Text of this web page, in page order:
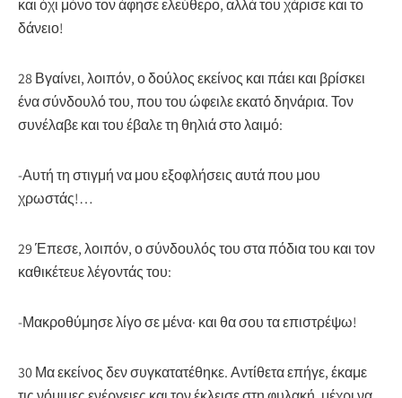
και όχι μόνο τον άφησε ελεύθερο, αλλά του χάρισε και το
δάνειο!
28 Βγαίνει, λοιπόν, ο δούλος εκείνος και πάει και βρίσκει
ένα σύνδουλό του, που του ώφειλε εκατό δηνάρια. Τον
συνέλαβε και του έβαλε τη θηλιά στο λαιμό:
-Αυτή τη στιγμή να μου εξοφλήσεις αυτά που μου
χρωστάς!…
29 Έπεσε, λοιπόν, ο σύνδουλός του στα πόδια του και τον
καθικέτευε λέγοντάς του:
-Μακροθύμησε λίγο σε μένα· και θα σου τα επιστρέψω!
30 Μα εκείνος δεν συγκατατέθηκε. Αντίθετα επήγε, έκαμε